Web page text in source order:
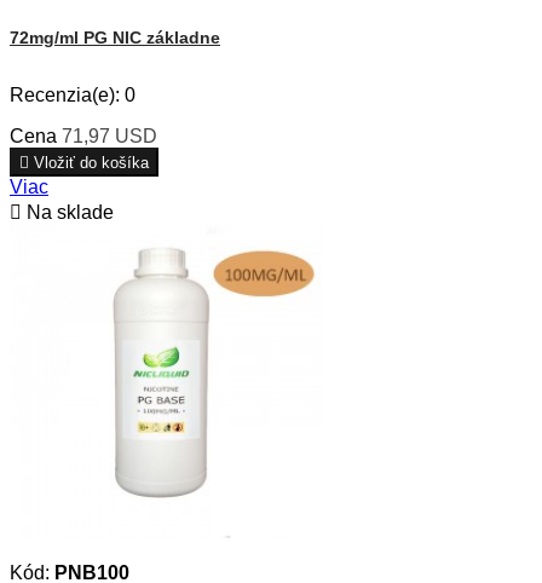
72mg/ml PG NIC základne
Recenzia(e): 0
Cena 71,97 USD
 Vložiť do košíka
Viac
 Na sklade
Kód: PNB100